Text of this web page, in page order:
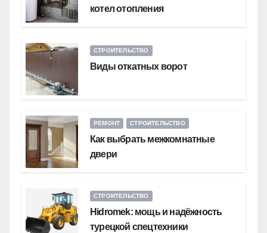
котел отопления
СТРОИТЕЛЬСТВО
Виды откатных ворот
РЕМОНТ СТРОИТЕЛЬСТВО
Как выбрать межкомнатные
двери
СТРОИТЕЛЬСТВО
Hidromek: мощь и надёжность
турецкой спецтехники